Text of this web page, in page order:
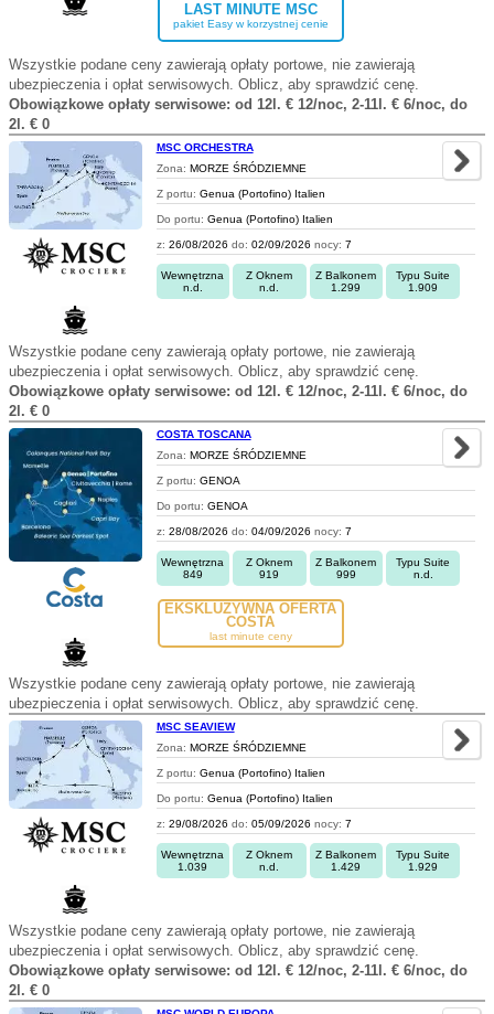
LAST MINUTE MSC
pakiet Easy w korzystnej cenie
Wszystkie podane ceny zawierają opłaty portowe, nie zawierają
ubezpieczenia i opłat serwisowych. Oblicz, aby sprawdzić cenę.
Obowiązkowe opłaty serwisowe: od 12l. € 12/noc, 2-11l. € 6/noc, do
2l. € 0
MSC ORCHESTRA
Zona: MORZE ŚRÓDZIEMNE
Z portu: Genua (Portofino) Italien
Do portu: Genua (Portofino) Italien
z: 26/08/2026 do: 02/09/2026 nocy: 7
Wewnętrzna
n.d.
Z Oknem
n.d.
Z Balkonem
1.299
Typu Suite
1.909
Wszystkie podane ceny zawierają opłaty portowe, nie zawierają
ubezpieczenia i opłat serwisowych. Oblicz, aby sprawdzić cenę.
Obowiązkowe opłaty serwisowe: od 12l. € 12/noc, 2-11l. € 6/noc, do
2l. € 0
COSTA TOSCANA
Zona: MORZE ŚRÓDZIEMNE
Z portu: GENOA
Do portu: GENOA
z: 28/08/2026 do: 04/09/2026 nocy: 7
Wewnętrzna
849
Z Oknem
919
Z Balkonem
999
Typu Suite
n.d.
EKSKLUZYWNA OFERTA
COSTA
last minute ceny
Wszystkie podane ceny zawierają opłaty portowe, nie zawierają
ubezpieczenia i opłat serwisowych. Oblicz, aby sprawdzić cenę.
MSC SEAVIEW
Zona: MORZE ŚRÓDZIEMNE
Z portu: Genua (Portofino) Italien
Do portu: Genua (Portofino) Italien
z: 29/08/2026 do: 05/09/2026 nocy: 7
Wewnętrzna
1.039
Z Oknem
n.d.
Z Balkonem
1.429
Typu Suite
1.929
Wszystkie podane ceny zawierają opłaty portowe, nie zawierają
ubezpieczenia i opłat serwisowych. Oblicz, aby sprawdzić cenę.
Obowiązkowe opłaty serwisowe: od 12l. € 12/noc, 2-11l. € 6/noc, do
2l. € 0